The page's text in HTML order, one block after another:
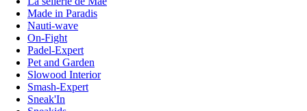
Made in Paradis
Nauti-wave
On-Fight
Padel-Expert
Pet and Garden
Slowood Interior
Smash-Expert
Sneak'In